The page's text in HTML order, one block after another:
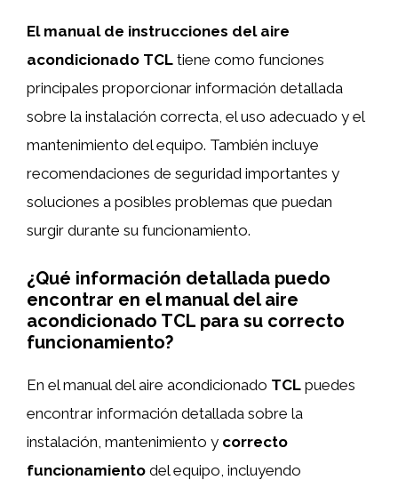
El manual de instrucciones del aire
acondicionado TCL tiene como funciones
principales proporcionar información detallada
sobre la instalación correcta, el uso adecuado y el
mantenimiento del equipo. También incluye
recomendaciones de seguridad importantes y
soluciones a posibles problemas que puedan
surgir durante su funcionamiento.
¿Qué información detallada puedo
encontrar en el manual del aire
acondicionado TCL para su correcto
funcionamiento?
En el manual del aire acondicionado TCL puedes
encontrar información detallada sobre la
instalación, mantenimiento y correcto
funcionamiento del equipo, incluyendo